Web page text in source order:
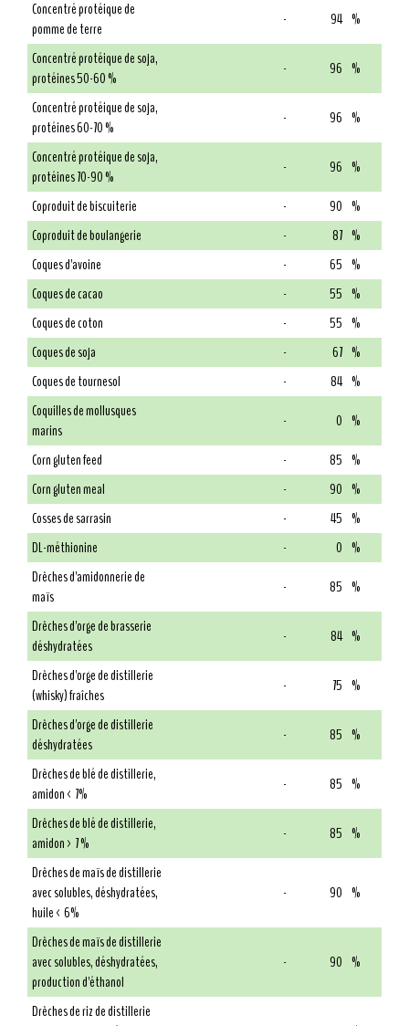
Concentré protéique de
pomme de terre
- 94 %
Concentré protéique de soja,
protéines 50-60 %
- 96 %
Concentré protéique de soja,
protéines 60-70 %
- 96 %
Concentré protéique de soja,
protéines 70-90 %
- 96 %
Coproduit de biscuiterie
- 90 %
Coproduit de boulangerie
- 87 %
Coques d'avoine
- 65 %
Coques de cacao
- 55 %
Coques de coton
- 55 %
Coques de soja
- 67 %
Coques de tournesol
- 84 %
Coquilles de mollusques
marins
- 0 %
Corn gluten feed
- 85 %
Corn gluten meal
- 90 %
Cosses de sarrasin
- 45 %
DL-méthionine
- 0 %
Drêches d'amidonnerie de
maïs
- 85 %
Drêches d'orge de brasserie
déshydratées
- 84 %
Drêches d'orge de distillerie
(whisky) fraîches
- 75 %
Drêches d'orge de distillerie
déshydratées
- 85 %
Drêches de blé de distillerie,
amidon < 7%
- 85 %
Drêches de blé de distillerie,
amidon > 7 %
- 85 %
Drêches de maïs de distillerie
avec solubles, déshydratées,
huile < 6%
- 90 %
Drêches de maïs de distillerie
avec solubles, déshydratées,
production d'éthanol
- 90 %
Drêches de riz de distillerie